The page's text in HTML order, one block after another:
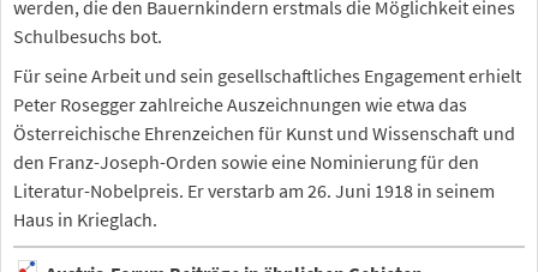
werden, die den Bauernkindern erstmals die Möglichkeit eines
Schulbesuchs bot.
Für seine Arbeit und sein gesellschaftliches Engagement erhielt
Peter Rosegger zahlreiche Auszeichnungen wie etwa das
Österreichische Ehrenzeichen für Kunst und Wissenschaft und
den Franz-Joseph-Orden sowie eine Nominierung für den
Literatur-Nobelpreis. Er verstarb am 26. Juni 1918 in seinem
Haus in Krieglach.